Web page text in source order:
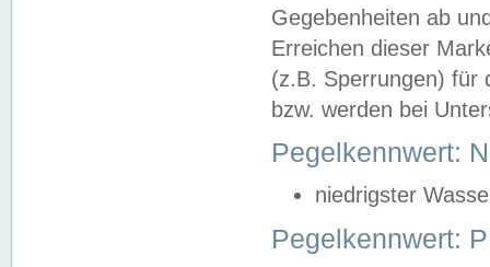
Gegebenheiten ab
Erreichen dieser
(z.B. Sperrungen) für
bzw. werden bei
Pegelkennwert:
niedrigster
Pegelkennwert: